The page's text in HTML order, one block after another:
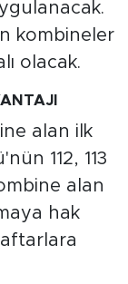
kombineler
olacak.
alan ilk
112, 113
alan
hak